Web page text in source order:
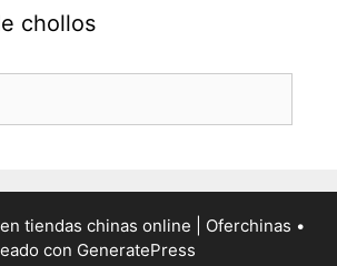
chollos
tiendas chinas online | Oferchinas •
con GeneratePress